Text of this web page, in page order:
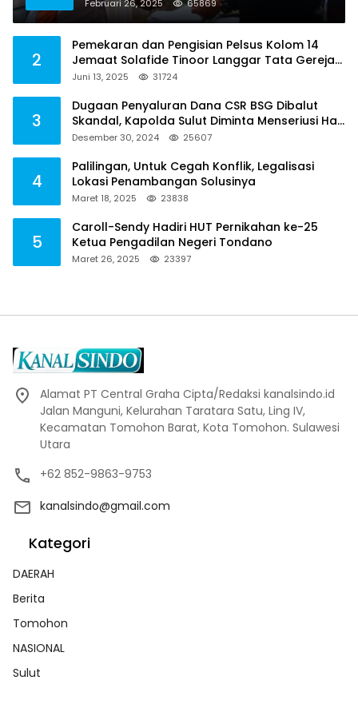
5
Caroll-Sendy Hadiri HUT Pernikahan ke-25
Ketua Pengadilan Negeri Tondano
Alamat PT Central Graha Cipta/Redaksi kanalsindo.id
Jalan Manguni, Kelurahan Taratara Satu, Ling IV,
Kecamatan Tomohon Barat, Kota Tomohon. Sulawesi
Utara
+62 852-9863-9753
Kategori
DAERAH
Berita
Tomohon
NASIONAL
Sulut
Privacy Policy
Pedoman Media Siber
Hak Cipta Kanalsindo.id @2026